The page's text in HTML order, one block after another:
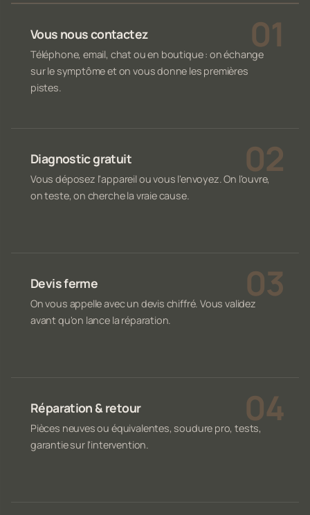
Vous nous contactez
Téléphone, email, chat ou en boutique : on échange
sur le symptôme et on vous donne les premières
pistes.
Diagnostic gratuit
Vous déposez l'appareil ou vous l'envoyez. On l'ouvre,
on teste, on cherche la vraie cause.
Devis ferme
On vous appelle avec un devis chiffré. Vous validez
avant qu'on lance la réparation.
Réparation & retour
Pièces neuves ou équivalentes, soudure pro, tests,
garantie sur l'intervention.